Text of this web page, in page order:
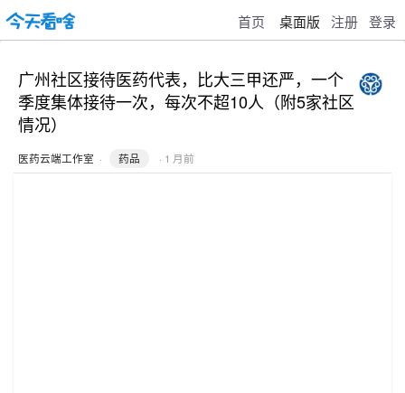
首页 桌面版 注册 登录
广州社区接待医药代表，比大三甲还严，一个
季度集体接待一次，每次不超10人（附5家社区
情况）
医药云端工作室 · 药品 · 1 月前